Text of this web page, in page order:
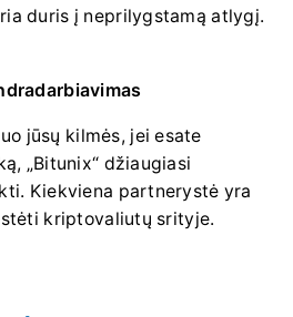
duris į neprilygstamą atlygį.
jūsų kilmės, jei esate
„Bitunix“ džiaugiasi
Kiekviena partnerystė yra
kriptovaliutų srityje.